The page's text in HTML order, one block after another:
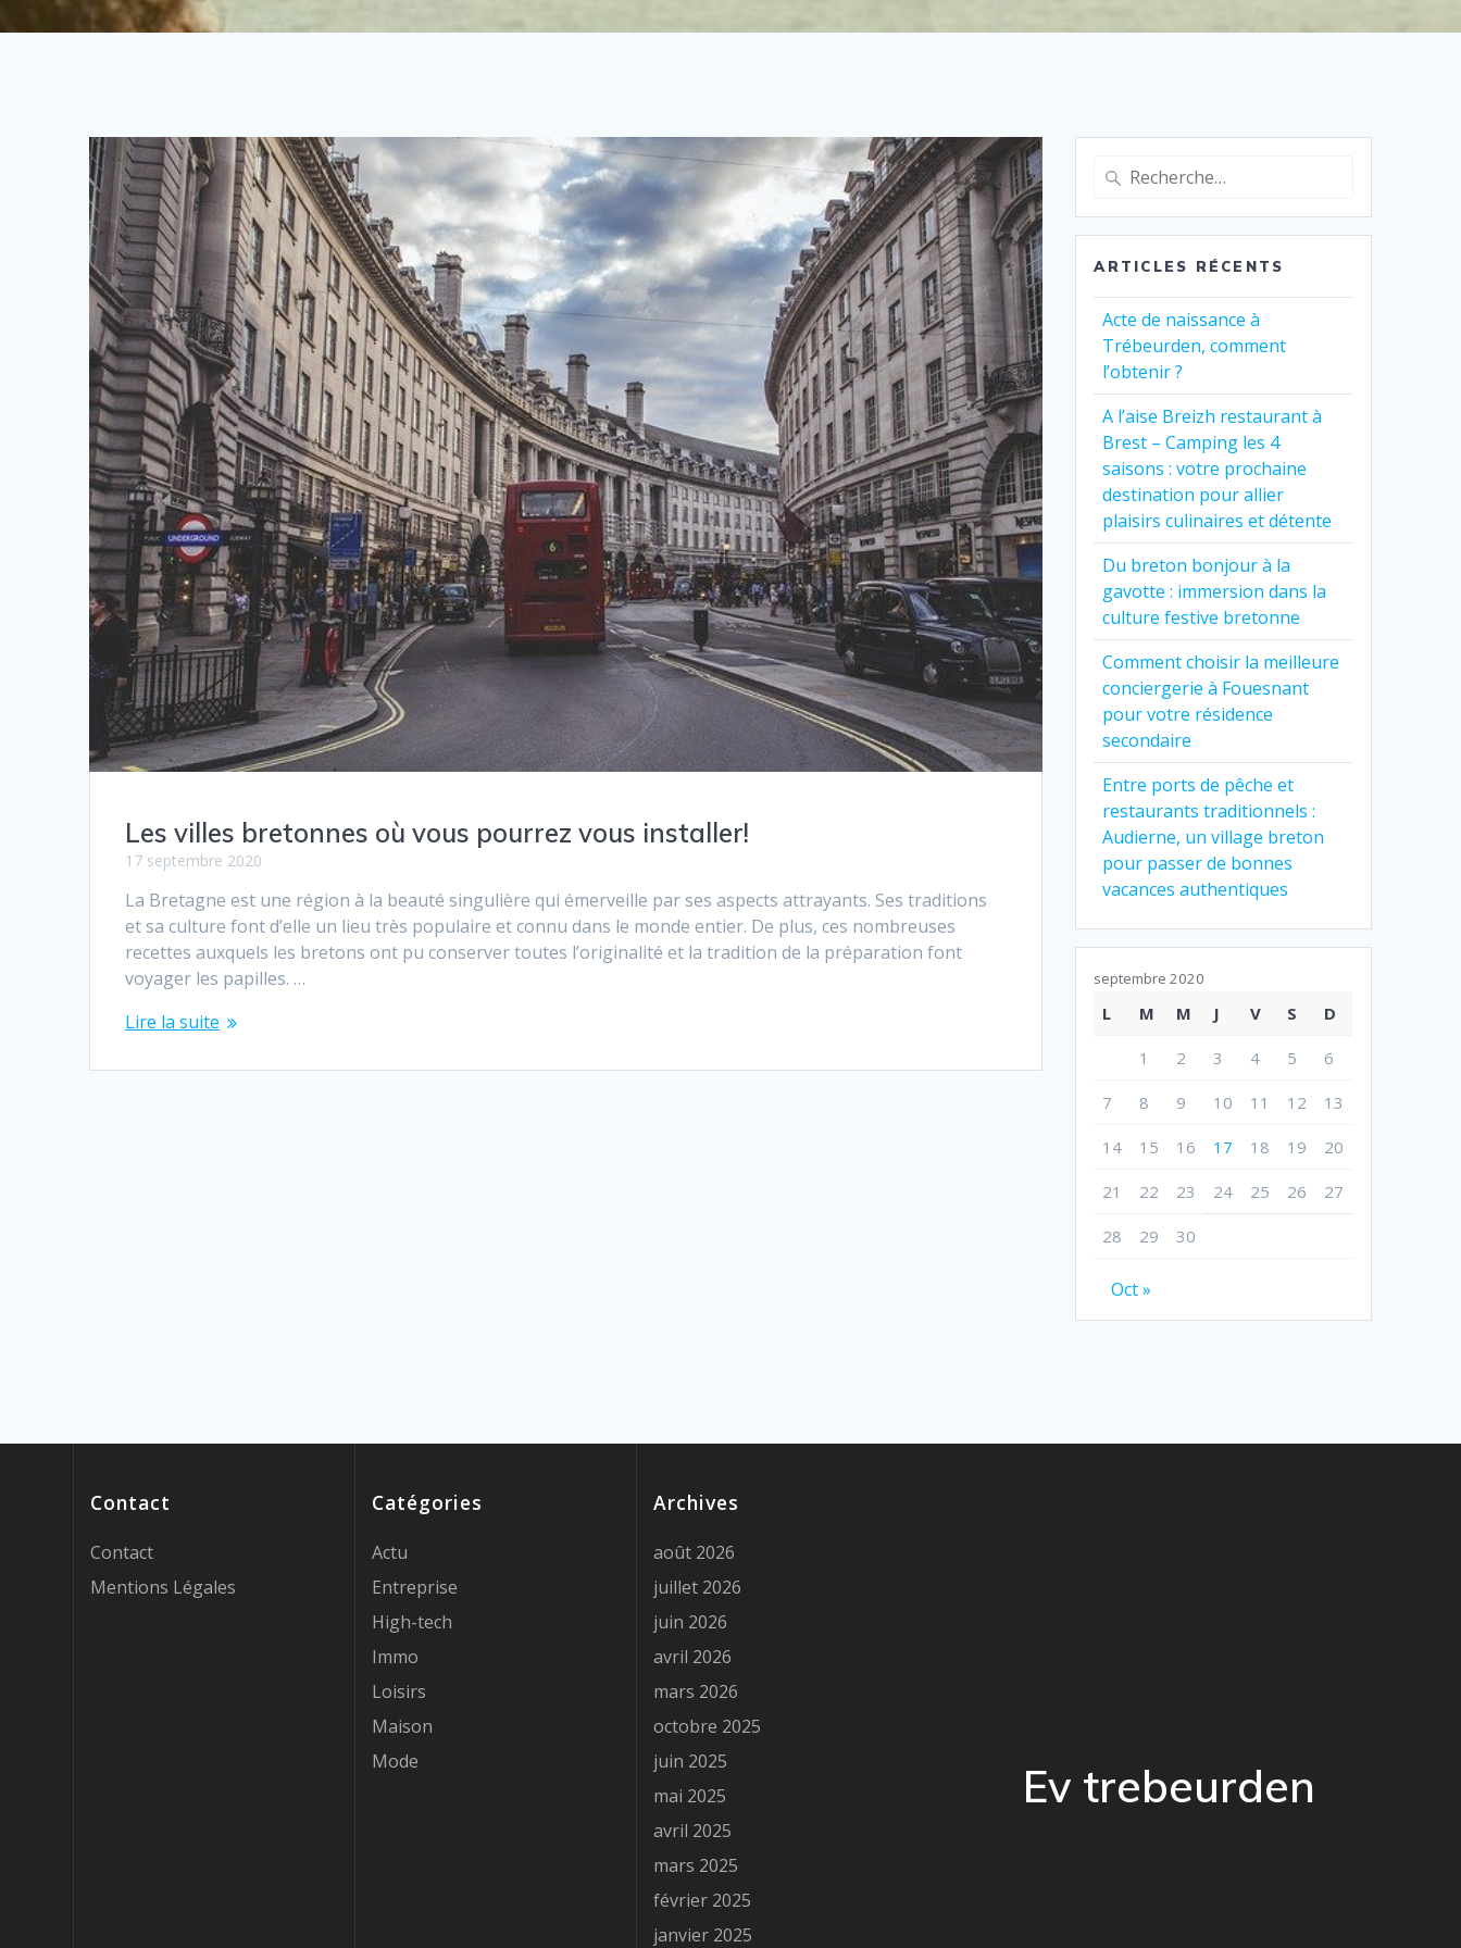
Les villes bretonnes où vous pourrez vous installer!
17 septembre 2020
La Bretagne est une région à la beauté singulière qui émerveille par ses aspects attrayants. Ses traditions
et sa culture font d’elle un lieu très populaire et connu dans le monde entier. De plus, ces nombreuses
recettes auxquels les bretons ont pu conserver toutes l’originalité et la tradition de la préparation font
voyager les papilles. …
Lire la suite
Recherche
pour
:
ARTICLES RÉCENTS
Acte de naissance à
Trébeurden, comment
l’obtenir ?
A l’aise Breizh restaurant à
Brest – Camping les 4
saisons : votre prochaine
destination pour allier
plaisirs culinaires et détente
Du breton bonjour à la
gavotte : immersion dans la
culture festive bretonne
Comment choisir la meilleure
conciergerie à Fouesnant
pour votre résidence
secondaire
Entre ports de pêche et
restaurants traditionnels :
Audierne, un village breton
pour passer de bonnes
vacances authentiques
septembre 2020
L M M J V S D
1 2 3 4 5 6
7 8 9 10 11 12 13
14 15 16 17 18 19 20
21 22 23 24 25 26 27
28 29 30
Oct »
Contact
Contact
Mentions Légales
Catégories
Actu
Entreprise
High-tech
Immo
Loisirs
Maison
Mode
Archives
août 2026
juillet 2026
juin 2026
avril 2026
mars 2026
octobre 2025
juin 2025
mai 2025
avril 2025
mars 2025
février 2025
janvier 2025
Ev trebeurden